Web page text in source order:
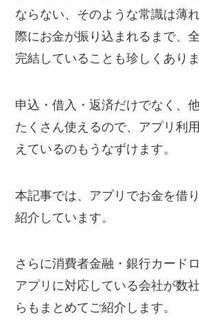
ならない、そのような常識は薄
際にお金が振り込まれるまで、
完結していることも珍しくありま
申込・借入・返済だけでなく、
たくさん使えるので、アプリ利
えているのもうなずけます。
本記事では、アプリでお金を借
紹介しています。
さらに消費者金融・銀行カード
アプリに対応している会社が数
らもまとめてご紹介します。